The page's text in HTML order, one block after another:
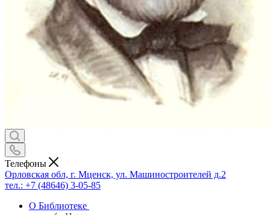
Телефоны
Орловская обл, г. Мценск, ул. Машиностроителей д.2
тел.: +7 (48646) 3-05-85
О Библиотеке